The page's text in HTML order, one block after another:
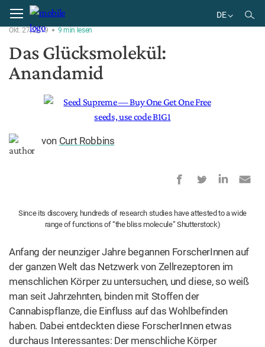
DE
Home Pflanze
Okt. 27, 2019 9 min lesen
Das Glücksmolekül:
Anandamid
von Curt Robbins
Since its discovery, hundreds of research studies have attested to a wide
range of functions of “the bliss molecule” Shutterstock)
Anfang der neunziger Jahre begannen ForscherInnen auf
der ganzen Welt das Netzwerk von Zellrezeptoren im
menschlichen Körper zu untersuchen, und diese, so weiß
man seit Jahrzehnten, binden mit Stoffen der
Cannabispflanze, die Einfluss auf das Wohlbefinden
haben. Dabei entdeckten diese ForscherInnen etwas
durchaus Interessantes: Der menschliche Körper